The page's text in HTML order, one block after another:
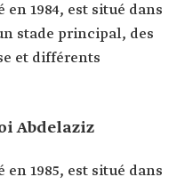
1984, est situé dans
stade principal, des
et différents
Abdelaziz
1985, est situé dans